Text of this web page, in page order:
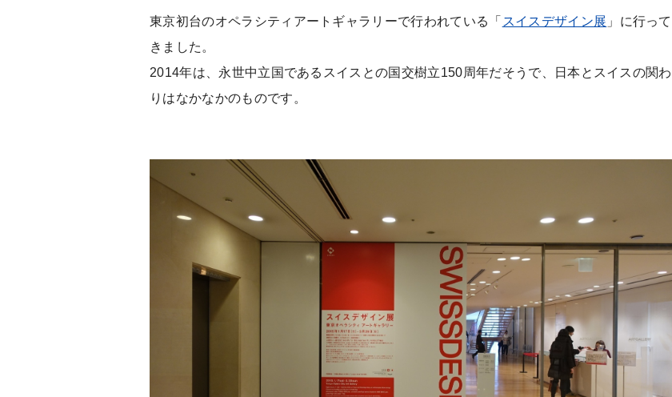
東京初台のオペラシティアートギャラリーで行われている「 スイスデザイン展 」に行って
きました。
2014年は、永世中立国であるスイスとの国交樹立150周年だそうで、日本とスイスの関わ
りはなかなかのものです。